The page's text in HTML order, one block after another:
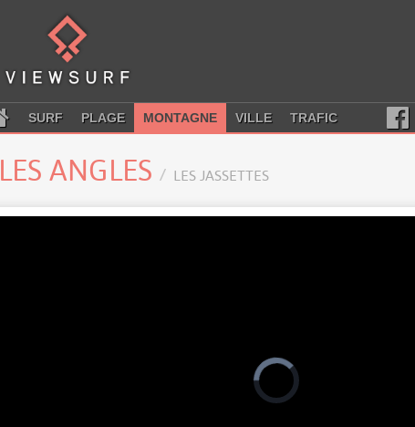
SURF PLAGE MONTAGNE VILLE TRAFIC
LES ANGLES LES JASSETTES